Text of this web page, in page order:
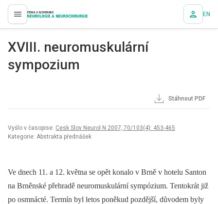
proLékaře.cz EN
XVIII. neuromuskulární
sympozium
Stáhnout PDF
Vyšlo v časopise: Cesk Slov Neurol N 2007; 70/103(4): 453-465
Kategorie: Abstrakta přednášek
Ve dnech 11. a 12. května se opět konalo v Brně v hotelu Santon
na Brněnské přehradě neuromuskulární sympózium. Tentokrát již
po osmnácté. Termín byl letos poněkud pozdější, důvodem byly